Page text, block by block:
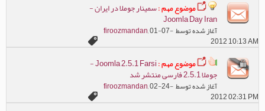
موضوع مهم :سمینار جوملا در ایران -
Joomla Day Iran
آغاز شده توسط firoozmandan, 01-07-
2012 10:13 AM
موضوع مهم : Joomla 2.5.1 Farsi -
جوملا 2.5.1 فارسی منتشر شد
آغاز شده توسط firoozmandan, 02-24-
2012 02:31 PM